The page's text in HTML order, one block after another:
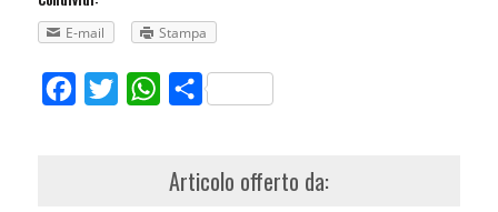
E-mail
Stampa
FacebookTwitterWhatsApp
Share
Articolo offerto da: